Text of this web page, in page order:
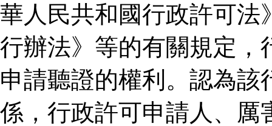
華人民共和國行政許可法
行辦法》等的有關規定，
申請聽證的權利。認為
係，行政許可申請人、厲